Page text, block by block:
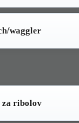
waggler
za ribolov